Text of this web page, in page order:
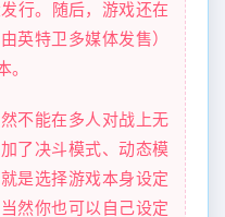
行。随后，游戏还在
英特卫多媒体发售）
。
不能在多人对战上无
了决斗模式、动态模
是选择游戏本身设定
然你也可以自己设定